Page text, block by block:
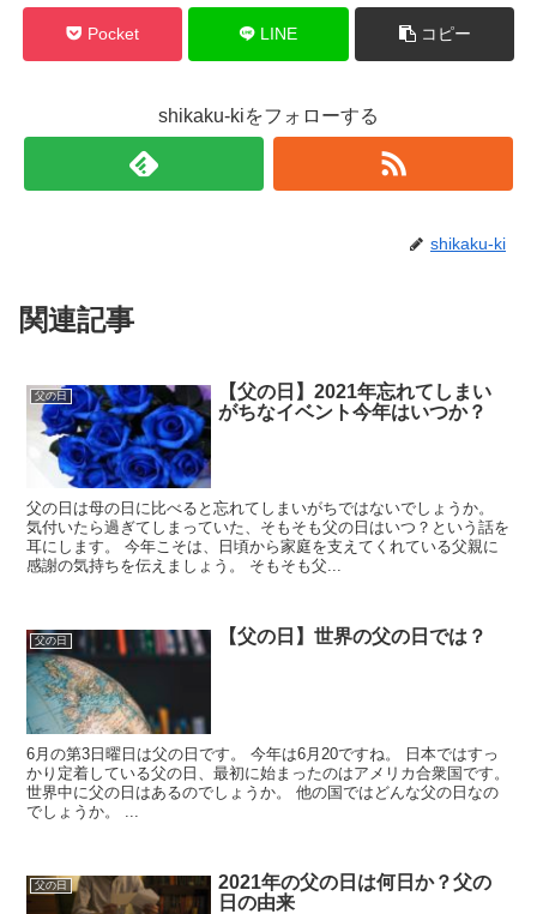
Pocket LINE コピー
shikaku-kiをフォローする
shikaku-ki
関連記事
父の日
【父の日】2021年忘れてしまい
がちなイベント今年はいつか？
父の日は母の日に比べると忘れてしまいがちではないでしょうか。
気付いたら過ぎてしまっていた、そもそも父の日はいつ？という話を
耳にします。 今年こそは、日頃から家庭を支えてくれている父親に
感謝の気持ちを伝えましょう。 そもそも父...
父の日 【父の日】世界の父の日では？
6月の第3日曜日は父の日です。 今年は6月20ですね。 日本ではすっ
かり定着している父の日、最初に始まったのはアメリカ合衆国です。
世界中に父の日はあるのでしょうか。 他の国ではどんな父の日なの
でしょうか。 ...
父の日
2021年の父の日は何日か？父の
日の由来